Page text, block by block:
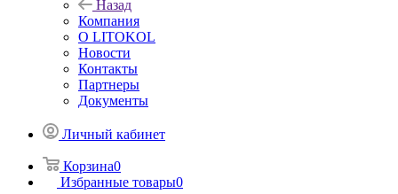
Назад
Компания
О LITOKOL
Новости
Контакты
Партнеры
Документы
Личный кабинет
Корзина0
Избранные товары0